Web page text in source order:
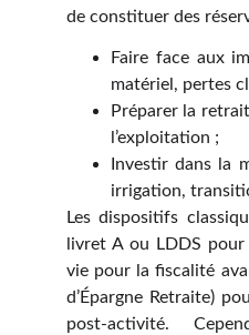
de constituer des
Faire face aux
matériel, pertes
Préparer la
l’exploitation ;
Investir dans la
irrigation,
Les dispositifs
livret A ou LDDS
vie pour la fiscalité
d’Épargne Retraite)
post-activité.